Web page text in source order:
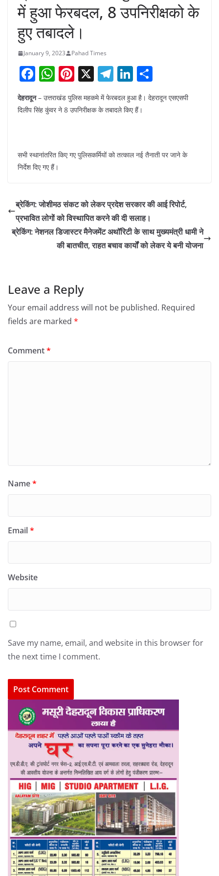
में हुआ फेरबदल, 8 उपनिरीक्षको के
हुए तबादले।
January 9, 2023 Pahad Times
F
c
o
o
W
h
at
p
p
Pi
nt
er
X T
e
m
Li
n
k
n
ar
देहरादून– उत्तराखंड पुलिस महकमे में फेरबदल हुआ है। देहरादून एसएसपी
दिलीप सिंह कुंवर ने 8 उपनिरीक्षक के तबादले किए हैं।
सभी स्थानांतरित किए गए पुलिसकर्मियों को तत्काल नई तैनाती पर जाने के
निर्देश दिए गए हैं।
ब्रेकिंग: जोशीमठ संकट को लेकर प्रदेश सरकार की आई रिपोर्ट,
प्रभावित लोगों को विस्थापित करने की दी सलाह।
ब्रेकिंग: नेशनल डिजास्टर मैनेजमेंट अथॉरिटी के साथ मुख्यमंत्री धामी ने
की बातचीत, राहत बचाव कार्यों को लेकर ये बनी योजना
Leave a Reply
Your email address will not be published. Required
fields are marked *
Comment*
Name*
Email*
Website
Save my name, email, and website in this browser for
the next time I comment.